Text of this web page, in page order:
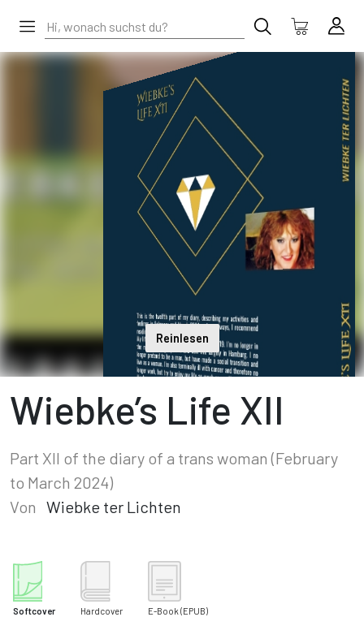
Reinlesen
Wiebke’s Life XII
Part XII of the diary of a trans woman (February
to March 2024)
Von Wiebke ter Lichten
Softcover Hardcover E-Book (EPUB)